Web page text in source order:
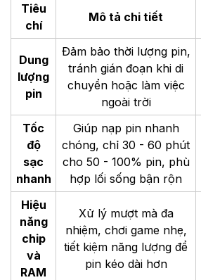
Tiêu
chí
Mô tả chi tiết
Dung
lượng
pin
Đảm bảo thời lượng pin,
tránh gián đoạn khi di
chuyển hoặc làm việc
ngoài trời
Tốc
độ
sạc
nhanh
Giúp nạp pin nhanh
chóng, chỉ 30 - 60 phút
cho 50 - 100% pin, phù
hợp lối sống bận rộn
Hiệu
năng
chip
và
RAM
Xử lý mượt mà đa
nhiệm, chơi game nhẹ,
tiết kiệm năng lượng để
pin kéo dài hơn